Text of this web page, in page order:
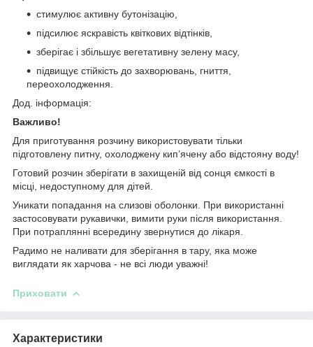
стимулює активну бутонізацію,
підсилює яскравість квіткових відтінків,
зберігає і збільшує вегетативну зелену масу,
підвищує стійкість до захворювань, гниття,
переохолодження.
Дод. інформація:
Важливо!
Для приготування розчину використовувати тільки
підготовлену питну, охолоджену кип’ячену або відстояну воду!
Готовий розчин зберігати в захищеній від сонця ємкості в
місці, недоступному для дітей.
Уникати попадання на слизові оболонки. При використанні
застосовувати рукавички, вимити руки після використання.
При потраплянні всередину звернутися до лікаря.
Радимо не наливати для зберігання в тару, яка може
виглядати як харчова - не всі люди уважні!
Приховати
Характеристики